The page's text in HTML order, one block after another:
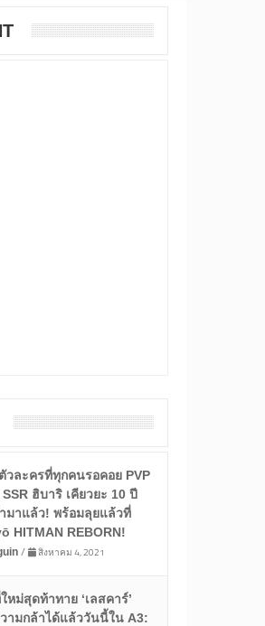
วละครที่ทุกคนรอคอย PVP
ฮิบาริ เคียวยะ 10 ปี
มาแล้ว! พร้อมลุยแล้วที่
HITMAN REBORN!
/ สิงหาคม 4, 2021
หม่สุดท้าทาย ‘เลสคาร์’
ามกล้าได้แล้ววันนี้ใน A3: